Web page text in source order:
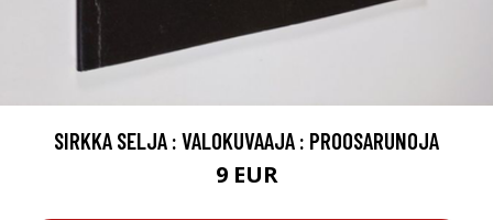
SIRKKA SELJA : VALOKUVAAJA : PROOSARUNOJA
9 EUR